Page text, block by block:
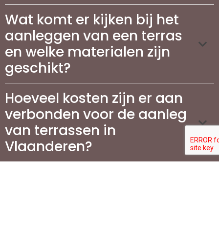
Wat komt er kijken bij het
aanleggen van een terras
en welke materialen zijn
geschikt?
Hoeveel kosten zijn er aan
verbonden voor de aanleg
van terrassen in
Vlaanderen?